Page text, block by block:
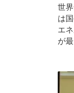
世
は
エ
が